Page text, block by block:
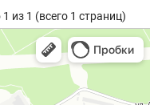
из 1 (всего 1 страниц)